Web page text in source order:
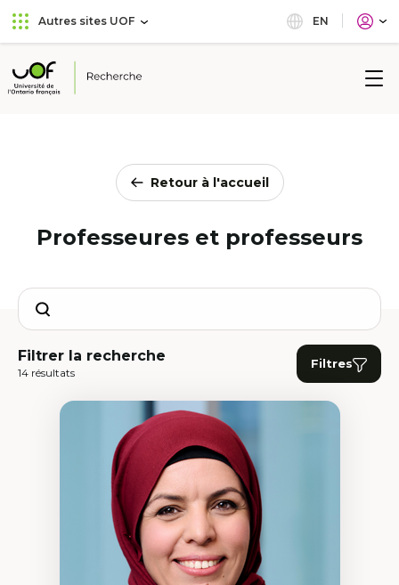
Aller
au
principal
Passer
au
Autres sites UOF EN
Université
Retour à l'accueil
Professeures et professeurs
Search
Filtrer la recherche
14 résultats
Filtres